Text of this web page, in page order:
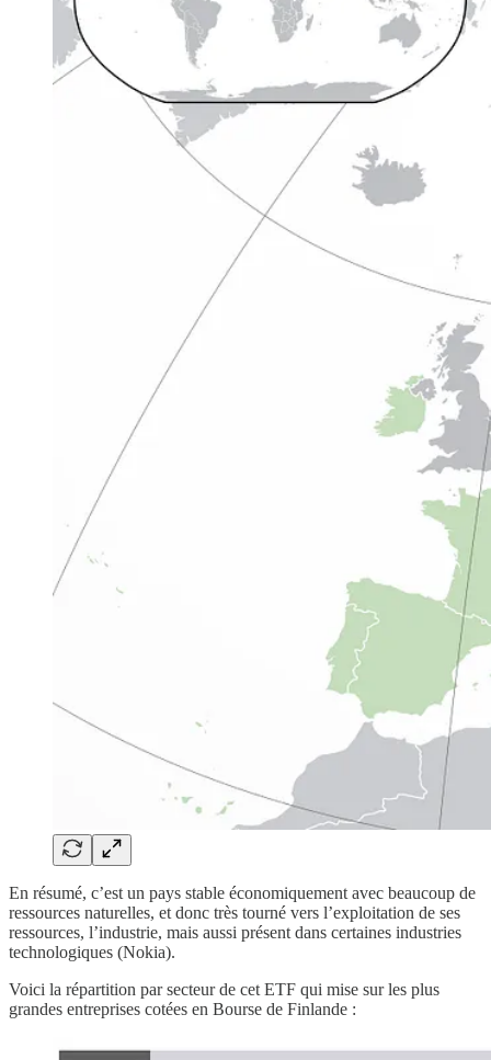
En résumé, c’est un pays stable économiquement avec beaucoup de
ressources naturelles, et donc très tourné vers l’exploitation de ses
ressources, l’industrie, mais aussi présent dans certaines industries
technologiques (Nokia).
Voici la répartition par secteur de cet ETF qui mise sur les plus
grandes entreprises cotées en Bourse de Finlande :